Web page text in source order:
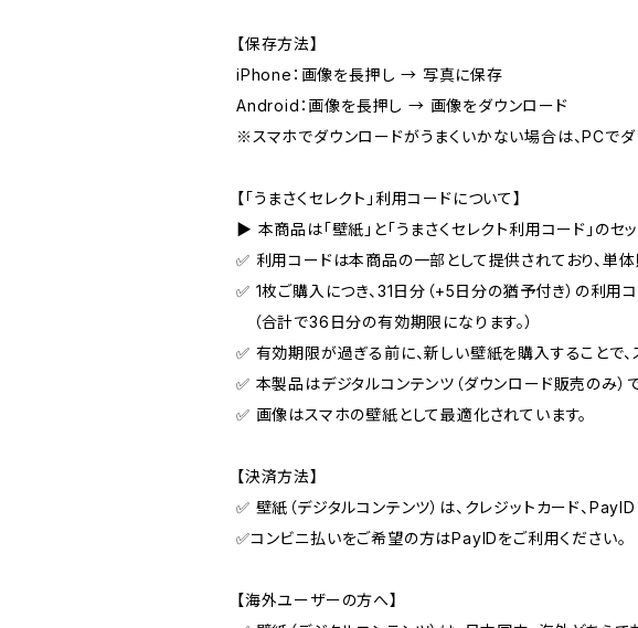
【保存方法】
iPhone：画像を長押し → 写真に保存
Android：画像を長押し → 画像をダウンロード
※スマホでダウンロードがうまくいかない場合は、PCでダ
【「うまさくセレクト」利用コードについて】
▶ 本商品は「壁紙」と「うまさくセレクト利用コード」のセッ
✅ 利用コードは本商品の一部として提供されており、単体
✅ 1枚ご購入につき、31日分（+5日分の猶予付き）の利用
（合計で36日分の有効期限になります。）
✅ 有効期限が過ぎる前に、新しい壁紙を購入することで
✅ 本製品はデジタルコンテンツ（ダウンロード販売のみ）で
✅ 画像はスマホの壁紙として最適化されています。
【決済方法】
✅ 壁紙（デジタルコンテンツ）は、クレジットカード、PayID
✅コンビニ払いをご希望の方はPayIDをご利用ください。
【海外ユーザーの方へ】